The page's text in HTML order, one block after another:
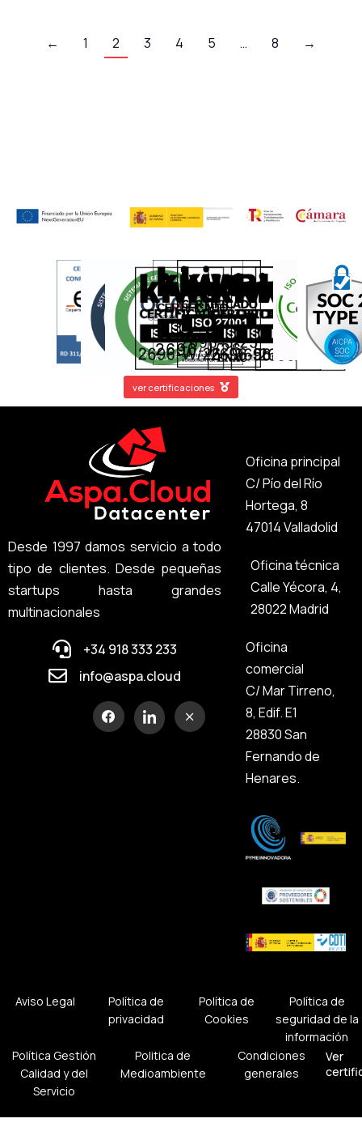
← 1 2 3 4 5 … 8 →
ver certificaciones
Desde 1997 damos servicio a todo
tipo de clientes. Desde pequeñas
startups hasta grandes
multinacionales
+34 918 333 233
info@aspa.cloud
Oficina principal
C/ Pío del Río
Hortega, 8
47014 Valladolid
Oficina técnica
Calle Yécora, 4,
28022 Madrid
Oficina
comercial
C/ Mar Tirreno,
8, Edif. E1
28830 San
Fernando de
Henares.
Aviso Legal
Política de
privacidad
Política de
Cookies
Política de
seguridad de la
información
Política Gestión
Calidad y del
Servicio
Politica de
Medioambiente
Condiciones
generales
Ver